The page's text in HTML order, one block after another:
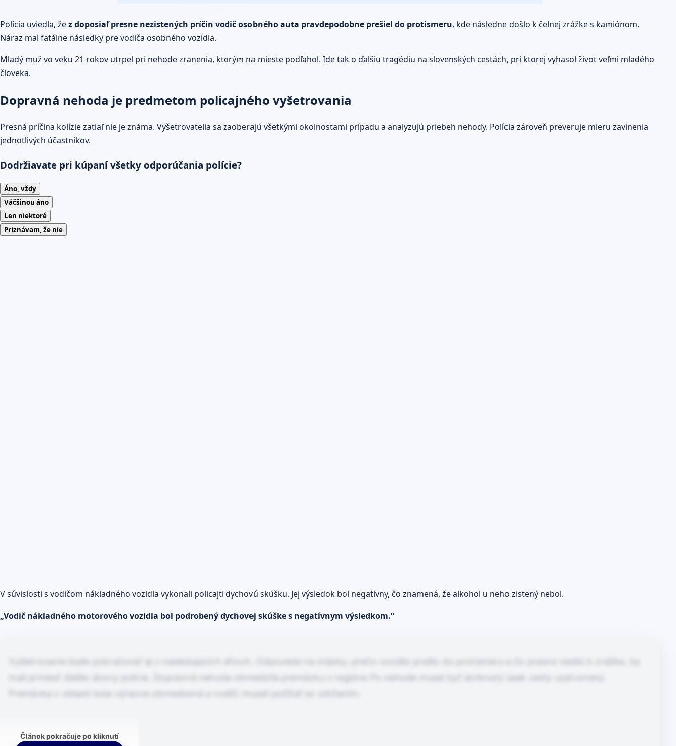
Polícia uviedla, žez doposiaľ presne nezistených príčin vodič osobného auta pravdepodobne prešiel do protismeru, kde následne došlo k čelnej zrážke s kamiónom.
Náraz mal fatálne následky pre vodiča osobného vozidla.
Mladý muž vo veku 21 rokov utrpel pri nehode zranenia, ktorým na mieste podľahol. Ide tak o ďalšiu tragédiu na slovenských cestách, pri ktorej vyhasol život veľmi mladého
človeka.
Dopravná nehoda je predmetom policajného vyšetrovania
Presná príčina kolízie zatiaľ nie je známa. Vyšetrovatelia sa zaoberajú všetkými okolnosťami prípadu a analyzujú priebeh nehody. Polícia zároveň preveruje mieru zavinenia
jednotlivých účastníkov.
Dodržiavate pri kúpaní všetky odporúčania polície?
Áno, vždy
Väčšinou áno
Len niektoré
Priznávam, že nie
V súvislosti s vodičom nákladného vozidla vykonali policajti dychovú skúšku. Jej výsledok bol negatívny, čo znamená, že alkohol u neho zistený nebol.
„Vodič nákladného motorového vozidla bol podrobený dychovej skúške s negatívnym výsledkom.“
Článok pokračuje po kliknutí